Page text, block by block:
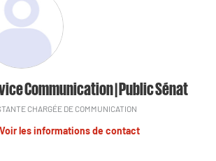
Communication | Public Sénat
CHARGÉE DE COMMUNICATION
Voir les informations de contact